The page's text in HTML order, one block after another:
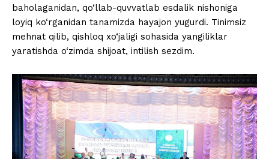
baholaganidan, qo‘llab-quvvatlab esdalik nishoniga
loyiq ko‘rganidan tanamizda hayajon yugurdi. Tinimsiz
mehnat qilib, qishloq xo‘jaligi sohasida yangiliklar
yaratishda o‘zimda shijoat, intilish sezdim.